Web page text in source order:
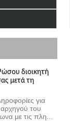
διοικητή
μετά τη
για
του
με τις πλη...